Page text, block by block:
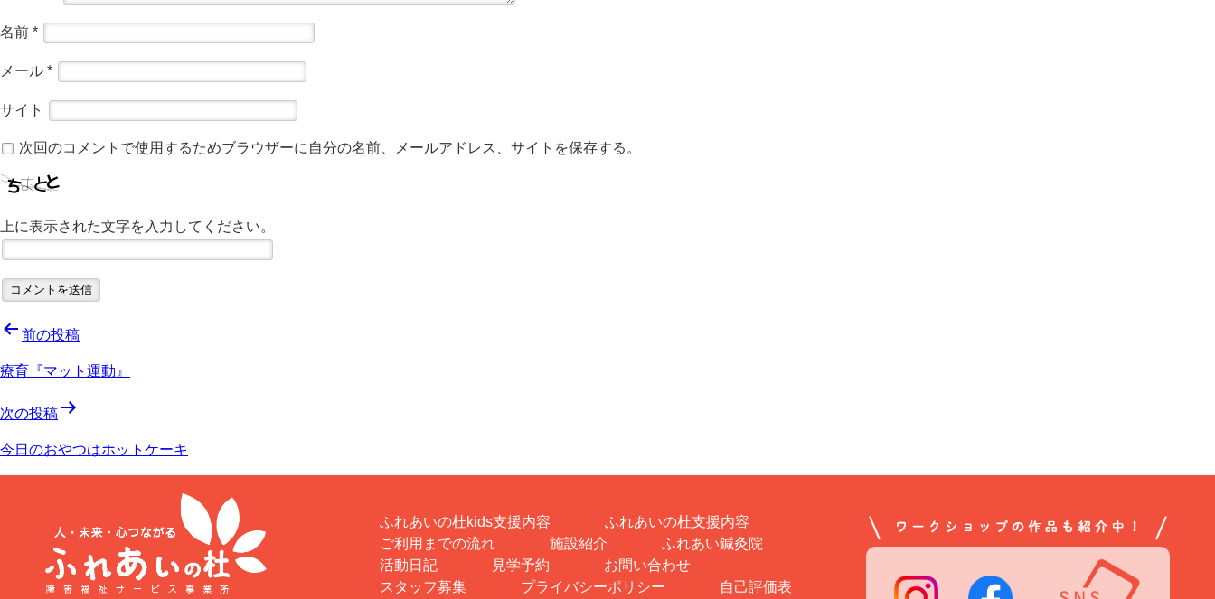
名前 *
メール *
サイト
次回のコメントで使用するためブラウザーに自分の名前、メールアドレス、サイトを保存する。
上に表示された文字を入力してください。
投
稿
ナ
ビ
前の投稿
療育『マット運動』
次の投稿
今日のおやつはホットケーキ
ふれあいの杜kids支援内容
ふれあいの杜支援内容
ご利用までの流れ
施設紹介
ふれあい鍼灸院
活動日記
見学予約
お問い合わせ
スタッフ募集
プライバシーポリシー 自己評価表